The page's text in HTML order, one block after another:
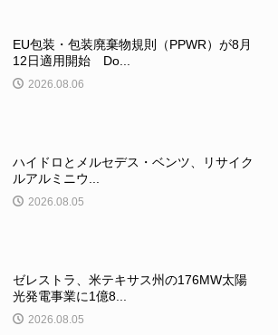
EU包装・包装廃棄物規則（PPWR）が8月
12日適用開始 Do...
2026.08.06
ハイドロとメルセデス・ベンツ、リサイク
ルアルミニウ...
2026.08.05
ゼレストラ、米テキサス州の176MW太陽
光発電事業に1億8...
2026.08.05